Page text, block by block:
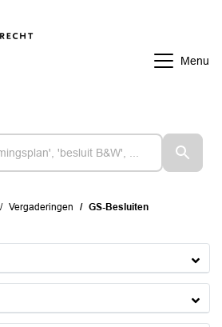
Menu
Vergaderingen GS-Besluiten